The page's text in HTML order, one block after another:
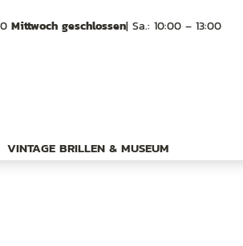
Mittwoch geschlossen| Sa.: 10:00 – 13:00
VINTAGE BRILLEN & MUSEUM